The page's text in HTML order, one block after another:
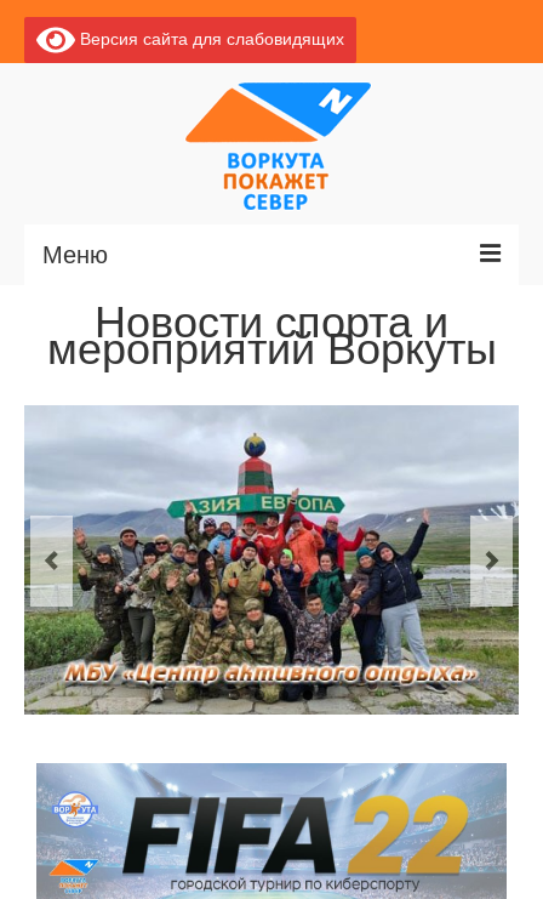
Версия сайта для слабовидящих
Меню
Главная
Новости
Экскурсии по Воркуте
Базы отдыха
О центре
Документы
Противодействие коррупции
Задать вопрос
Новости спорта и
мероприятий Воркуты